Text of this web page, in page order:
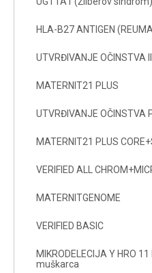
HLA-B27 ANTIGEN
UTVRĐIVANJE OČINSTVA
MATERNIT21 PLUS
UTVRĐIVANJE OČINSTVA
MATERNIT21 PLUS
VERIFIED ALL
MATERNITGENOME
VERIFIED BASIC
MIKRODELECIJA Y HRO
muškarca